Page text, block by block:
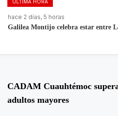
ÚLTIMA HORA
hace 6 días, 5 horas
La histórica cabalgata de
CADAM Cuauhtémoc
adultos mayores